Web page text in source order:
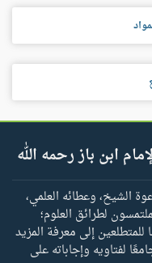
ابن باز رحمه الله
الشيخ، وعطائه العلمي،
لطرائق العلوم؛
إلى معرفة المزيد
لفتاويه وإجاباته على